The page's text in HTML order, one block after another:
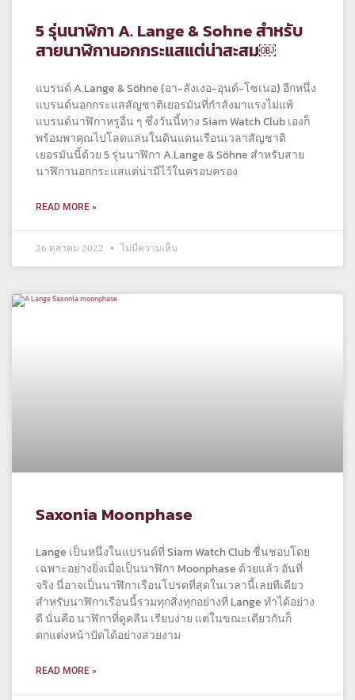
5 รุ่นนาฬิกา A. Lange & Sohne สำหรับ
สายนาฬิกานอกกระแสแต่น่าสะสม￼
แบรนด์ A.Lange & Söhne (อา-ลังเงอ-อุนด์-โซเนอ) อีกหนึ่ง
แบรนด์นอกกระแสสัญชาติเยอรมันที่กำลังมาแรงไม่แพ้
แบรนด์นาฬิกาหรูอื่น ๆ ซึ่งวันนี้ทาง Siam Watch Club เองก็
พร้อมพาคุณไปโลดแล่นในดินแดนเรือนเวลาสัญชาติ
เยอรมันนี้ด้วย 5 รุ่นนาฬิกา A.Lange & Söhne สำหรับสาย
นาฬิกานอกกระแสแต่น่ามีไว้ในครอบครอง
READ MORE »
26 ตุลาคม 2022 ไม่มีความเห็น
Saxonia Moonphase
Lange เป็นหนึ่งในแบรนด์ที่ Siam Watch Club ชื่นชอบโดย
เฉพาะอย่างยิ่งเมื่อเป็นนาฬิกา Moonphase ด้วยแล้ว อันที่
จริง นี่อาจเป็นนาฬิกาเรือนโปรดที่สุดในเวลานี้เลยทีเดียว
สำหรับนาฬิกาเรือนนี้รวมทุกสิ่งทุกอย่างที่ Lange ทำได้อย่าง
ดี นั่นคือ นาฬิกาที่ดูคลีน เรียบง่าย แต่ในขณะเดียวกันก็
ตกแต่งหน้าปัดได้อย่างสวยงาม
READ MORE »